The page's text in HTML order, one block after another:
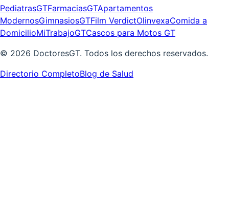
PediatrasGTFarmaciasGTApartamentos
ModernosGimnasiosGTFilm VerdictOlinvexaComida a
DomicilioMiTrabajoGTCascos para Motos GT
© 2026 DoctoresGT. Todos los derechos reservados.
Directorio CompletoBlog de Salud